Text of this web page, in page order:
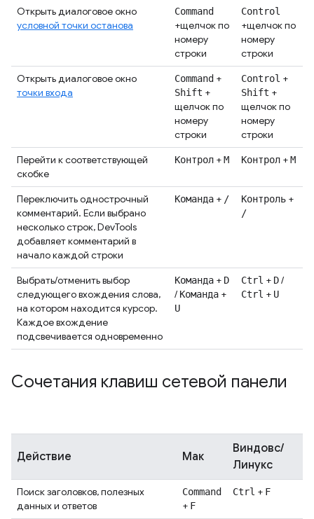
Открыть диалоговое окно
условной точки останова
Command
+щелчок по
номеру
строки
Control
+щелчок по
номеру
строки
Открыть диалоговое окно
точки входа
Command +
Shift +
щелчок по
номеру
строки
Control +
Shift +
щелчок по
номеру
строки
Перейти к соответствующей
скобке
Контрол +М Контрол +М
Переключить однострочный
комментарий. Если выбрано
несколько строк, DevTools
добавляет комментарий в
начало каждой строки
Команда + / Контроль +
/
Выбрать/отменить выбор
следующего вхождения слова,
на котором находится курсор.
Каждое вхождение
подсвечивается одновременно
Команда + D
/ Команда +
U
Ctrl + D/
Ctrl + U
Сочетания клавиш сетевой панели
Действие Мак
Виндовс/
Линукс
Поиск заголовков, полезных
данных и ответов
Command
+ F
Ctrl + F